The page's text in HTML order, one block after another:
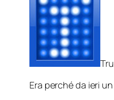
Era perché da ieri